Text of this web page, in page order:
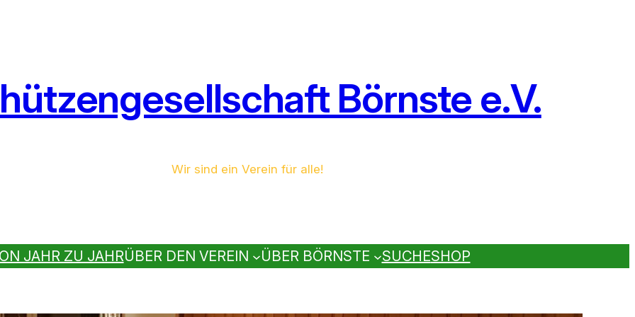
Börnste e.V.
Wir sind ein Verein für alle!
JAHR ZU JAHRÜBER DEN VEREIN ÜBER BÖRNSTE SUCHESHOP